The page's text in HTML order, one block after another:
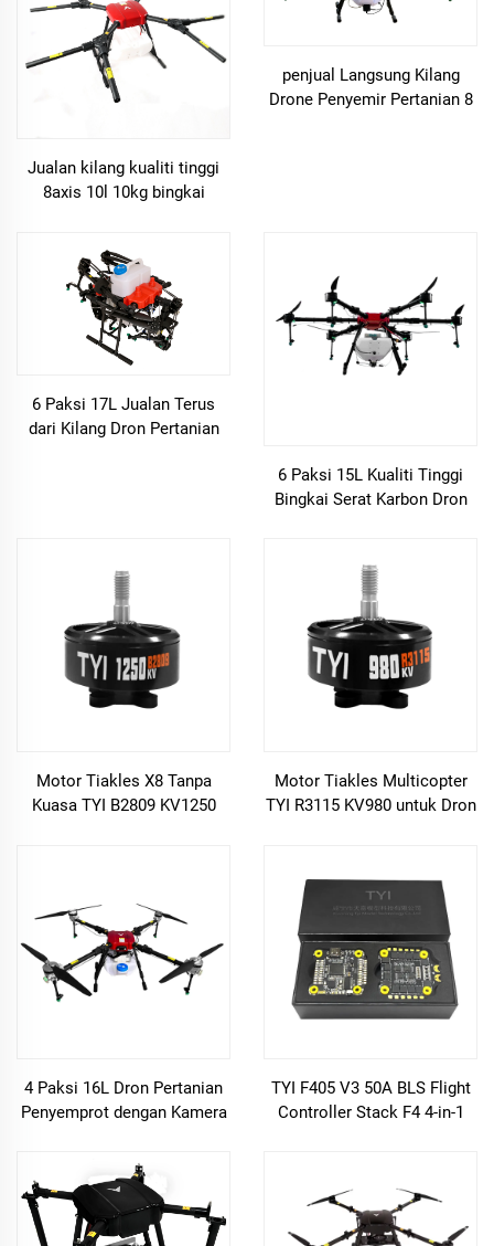
Jualan kilang kualiti tinggi
8axis 10l 10kg bingkai
penjual Langsung Kilang
Drone Penyemir Pertanian 8
6 Paksi 17L Jualan Terus
dari Kilang Dron Pertanian
6 Paksi 15L Kualiti Tinggi
Bingkai Serat Karbon Dron
Motor Tiakles X8 Tanpa
Kuasa TYI B2809 KV1250
Motor Tiakles Multicopter
TYI R3115 KV980 untuk Dron
4 Paksi 16L Dron Pertanian
Penyemprot dengan Kamera
dari Kilang
TYI F405 V3 50A BLS Flight
Controller Stack F4 4-in-1